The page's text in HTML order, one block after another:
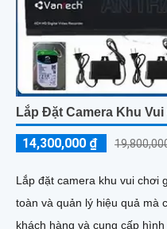
Lắp Đặt Camera Khu
14,300,000 ₫
Lắp đặt camera khu vui chơi
toàn và quản lý hiệu quả mà
khách hàng và cung cấp